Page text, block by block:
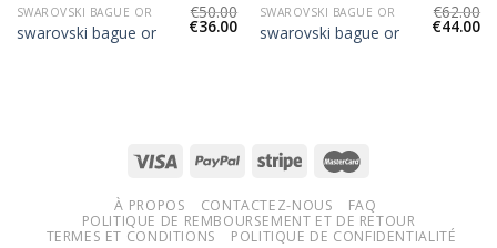
SWAROVSKI BAGUE OR
swarovski bague or
€50.00
€36.00
SWAROVSKI BAGUE OR
swarovski bague or
€62.00
€44.00
À PROPOS CONTACTEZ-NOUS
FAQ
POLITIQUE DE REMBOURSEMENT ET DE RETOUR
TERMES ET CONDITIONS
POLITIQUE DE CONFIDENTIALITÉ